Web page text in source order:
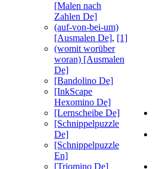
[Malen nach
Zahlen De]
(auf-von-bei-um)
[Ausmalen De], [1]
(womit worüber
woran) [Ausmalen
De]
[Bandolino De]
[InkScape
Hexomino De]
[Lernscheibe De]
[Schnippelpuzzle
De]
[Schnippelpuzzle
En]
[Triomino De]